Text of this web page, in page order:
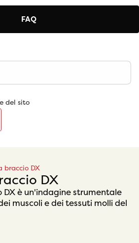
FAQ
del sito
braccio DX
DX
DX è un'indagine strumentale
muscoli e dei tessuti molli del